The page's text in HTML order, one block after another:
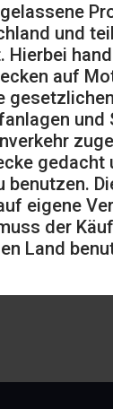
und
Hierbei
auf
und
gedacht
eigene
der
Land